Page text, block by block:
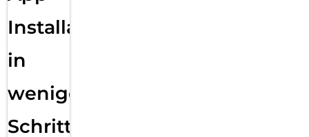
Installation
in
wenigen
Schritten